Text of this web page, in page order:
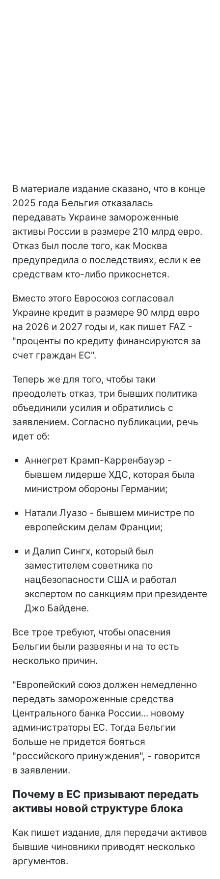
В материале издание сказано, что в конце
2025 года Бельгия отказалась
передавать Украине замороженные
активы России в размере 210 млрд евро.
Отказ был после того, как Москва
предупредила о последствиях, если к ее
средствам кто-либо прикоснется.
Вместо этого Евросоюз согласовал
Украине кредит в размере 90 млрд евро
на 2026 и 2027 годы и, как пишет FAZ -
"проценты по кредиту финансируются за
счет граждан ЕС".
Теперь же для того, чтобы таки
преодолеть отказ, три бывших политика
объединили усилия и обратились с
заявлением. Согласно публикации, речь
идет об:
Аннегрет Крамп-Карренбауэр -
бывшем лидерше ХДС, которая была
министром обороны Германии;
Натали Луазо - бывшем министре по
европейским делам Франции;
и Далип Сингх, который был
заместителем советника по
нацбезопасности США и работал
экспертом по санкциям при президенте
Джо Байдене.
Все трое требуют, чтобы опасения
Бельгии были развеяны и на то есть
несколько причин.
"Европейский союз должен немедленно
передать замороженные средства
Центрального банка России... новому
администраторы ЕС. Тогда Бельгии
больше не придется бояться
"российского принуждения", - говорится
в заявлении.
Почему в ЕС призывают передать
активы новой структуре блока
Как пишет издание, для передачи активов
бывшие чиновники приводят несколько
аргументов.